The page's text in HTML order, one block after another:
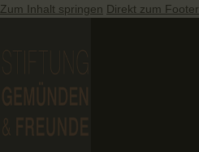
Zum Inhalt springen Direkt zum Footer